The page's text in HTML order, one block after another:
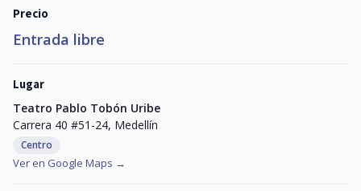
Precio
Entrada libre
Lugar
Teatro Pablo Tobón Uribe
Carrera 40 #51-24, Medellín
Centro
Ver en Google Maps →